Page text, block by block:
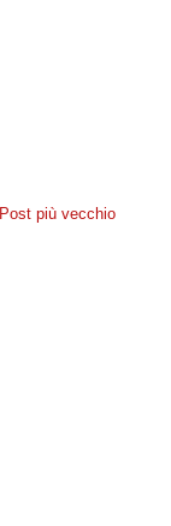
Post più vecchio